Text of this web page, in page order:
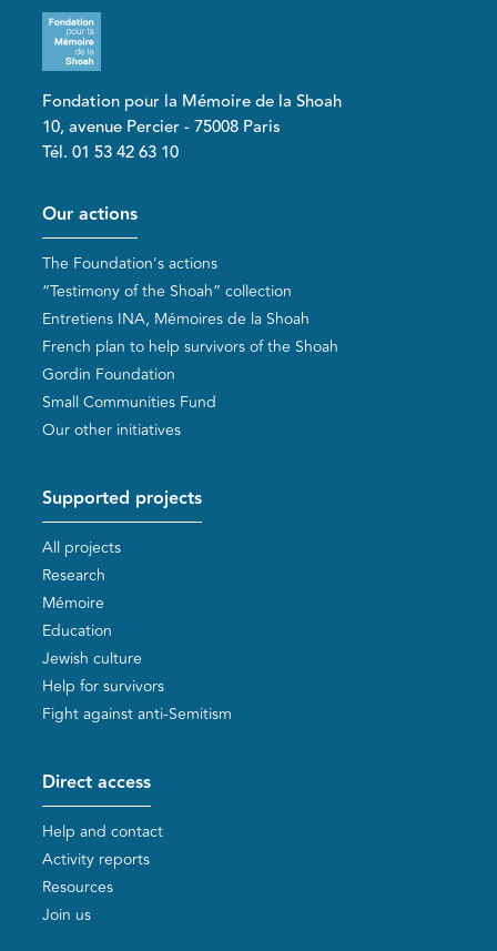
Fondation pour la Mémoire de la Shoah
10, avenue Percier - 75008 Paris
Tél. 01 53 42 63 10
Pied de page
Our actions
The Foundation's actions
“Testimony of the Shoah” collection
Entretiens INA, Mémoires de la Shoah
French plan to help survivors of the Shoah
Gordin Foundation
Small Communities Fund
Our other initiatives
Supported projects
All projects
Research
Mémoire
Education
Jewish culture
Help for survivors
Fight against anti-Semitism
Direct access
Help and contact
Activity reports
Resources
Join us